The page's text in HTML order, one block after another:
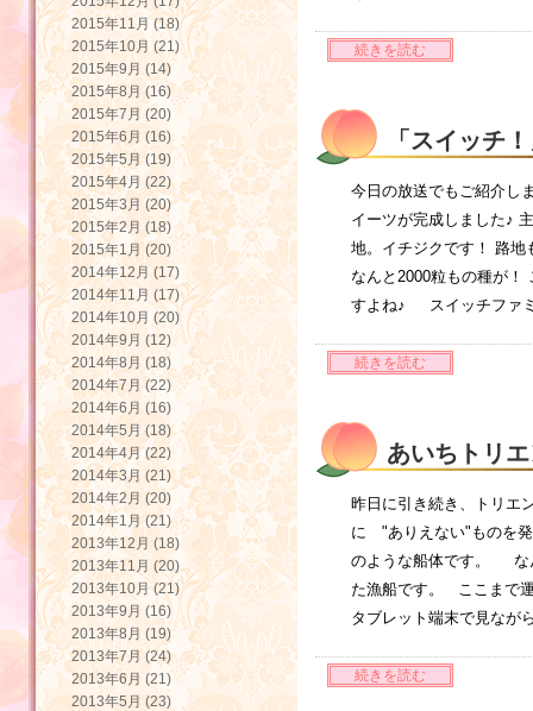
続きを読む
「スイッチ
今日の放送でもご紹介し
イーツが完成しました♪
地。イチジクです！ 路地
なんと2000粒もの種が！
すよね♪ スイッチファミ
続きを読む
あいちトリ
昨日に引き続き、トリエ
に "ありえない"ものを
のような船体です。 な
た漁船です。 ここまで
タブレット端末で見なが
続きを読む
2015年11月 (18)
2015年10月 (21)
2015年9月 (14)
2015年8月 (16)
2015年7月 (20)
2015年6月 (16)
2015年5月 (19)
2015年4月 (22)
2015年3月 (20)
2015年2月 (18)
2015年1月 (20)
2014年12月 (17)
2014年11月 (17)
2014年10月 (20)
2014年9月 (12)
2014年8月 (18)
2014年7月 (22)
2014年6月 (16)
2014年5月 (18)
2014年4月 (22)
2014年3月 (21)
2014年2月 (20)
2014年1月 (21)
2013年12月 (18)
2013年11月 (20)
2013年10月 (21)
2013年9月 (16)
2013年8月 (19)
2013年7月 (24)
2013年6月 (21)
2013年5月 (23)